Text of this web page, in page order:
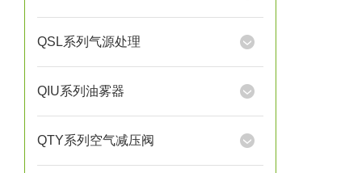
QSL系列气源处理
QIU系列油雾器
QTY系列空气减压阀